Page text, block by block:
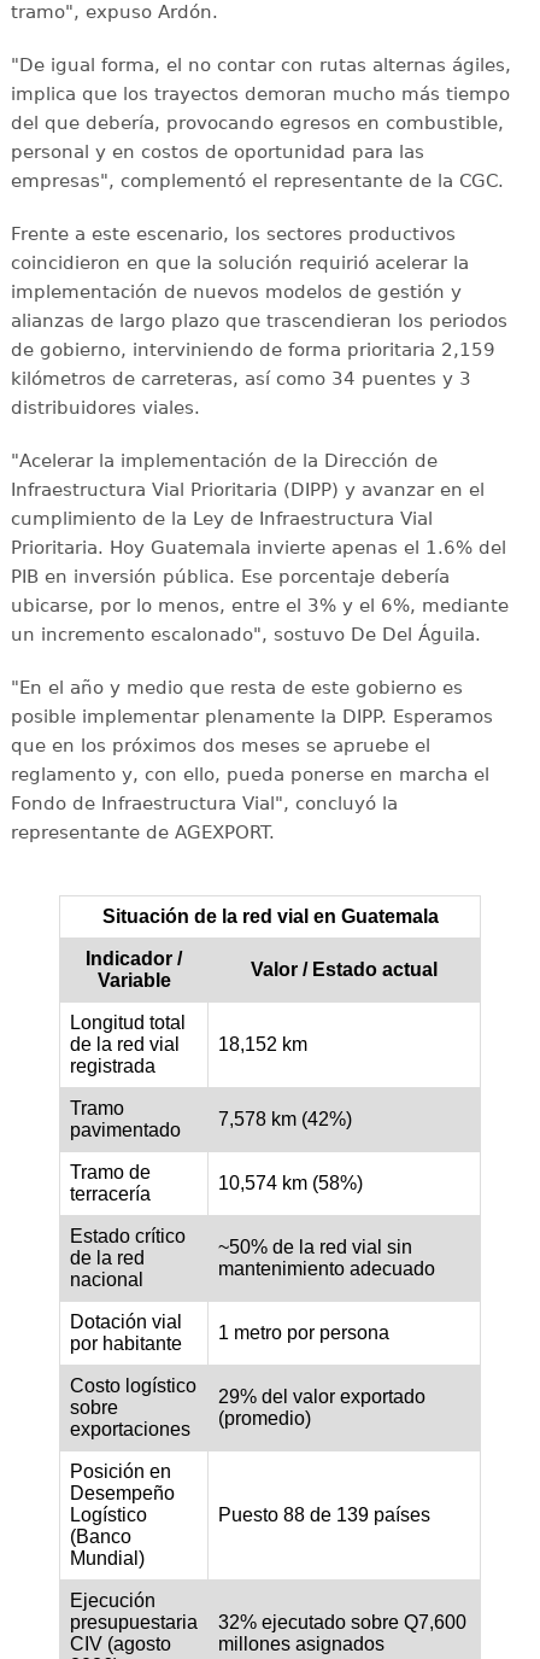
tramo", expuso Ardón.
"De igual forma, el no contar con rutas alternas ágiles,
implica que los trayectos demoran mucho más tiempo
del que debería, provocando egresos en combustible,
personal y en costos de oportunidad para las
empresas", complementó el representante de la CGC.
Frente a este escenario, los sectores productivos
coincidieron en que la solución requirió acelerar la
implementación de nuevos modelos de gestión y
alianzas de largo plazo que trascendieran los periodos
de gobierno, interviniendo de forma prioritaria 2,159
kilómetros de carreteras, así como 34 puentes y 3
distribuidores viales.
"Acelerar la implementación de la Dirección de
Infraestructura Vial Prioritaria (DIPP) y avanzar en el
cumplimiento de la Ley de Infraestructura Vial
Prioritaria. Hoy Guatemala invierte apenas el 1.6% del
PIB en inversión pública. Ese porcentaje debería
ubicarse, por lo menos, entre el 3% y el 6%, mediante
un incremento escalonado", sostuvo De Del Águila.
"En el año y medio que resta de este gobierno es
posible implementar plenamente la DIPP. Esperamos
que en los próximos dos meses se apruebe el
reglamento y, con ello, pueda ponerse en marcha el
Fondo de Infraestructura Vial", concluyó la
representante de AGEXPORT.
Situación de la red vial en Guatemala
Indicador /
Variable
Valor / Estado actual
Longitud total
de la red vial
registrada
18,152 km
Tramo
pavimentado
7,578 km (42%)
Tramo de
terracería
10,574 km (58%)
Estado crítico
de la red
nacional
~50% de la red vial sin
mantenimiento adecuado
Dotación vial
por habitante
1 metro por persona
Costo logístico
sobre
exportaciones
29% del valor exportado
(promedio)
Posición en
Desempeño
Logístico
(Banco
Mundial)
Puesto 88 de 139 países
Ejecución
presupuestaria
CIV (agosto
32% ejecutado sobre Q7,600
millones asignados